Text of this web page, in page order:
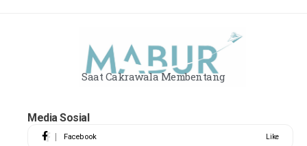
Saat Cakrawala Membentang
Media Sosial
Facebook Like